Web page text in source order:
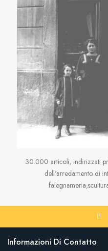
30.000 articoli, indirizzati
dell'arredamento di
Informazioni Di Contatto